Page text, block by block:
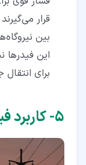
قرار
بین
این
برای انتقال
۵‏- کاربرد فیدر برق